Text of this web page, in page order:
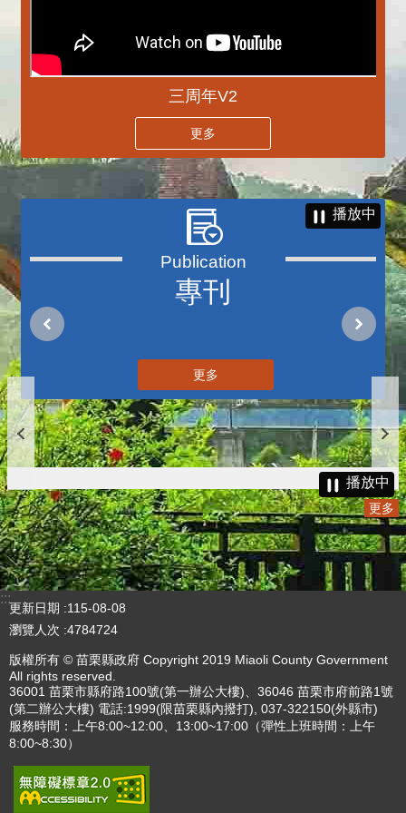
三周年V2
更多
更多
播放中
更多
:::
更新日期 115-08-08
瀏覽人次 4784724
版權所有 © 苗栗縣政府 Copyright 2019 Miaoli County Government
All rights reserved.
36001 苗栗市縣府路100號(第一辦公大樓)、36046 苗栗市府前路1號
(第二辦公大樓) 電話:1999(限苗栗縣內撥打), 037-322150(外縣市)
服務時間：上午8:00~12:00、13:00~17:00（彈性上班時間：上午
8:00~8:30）